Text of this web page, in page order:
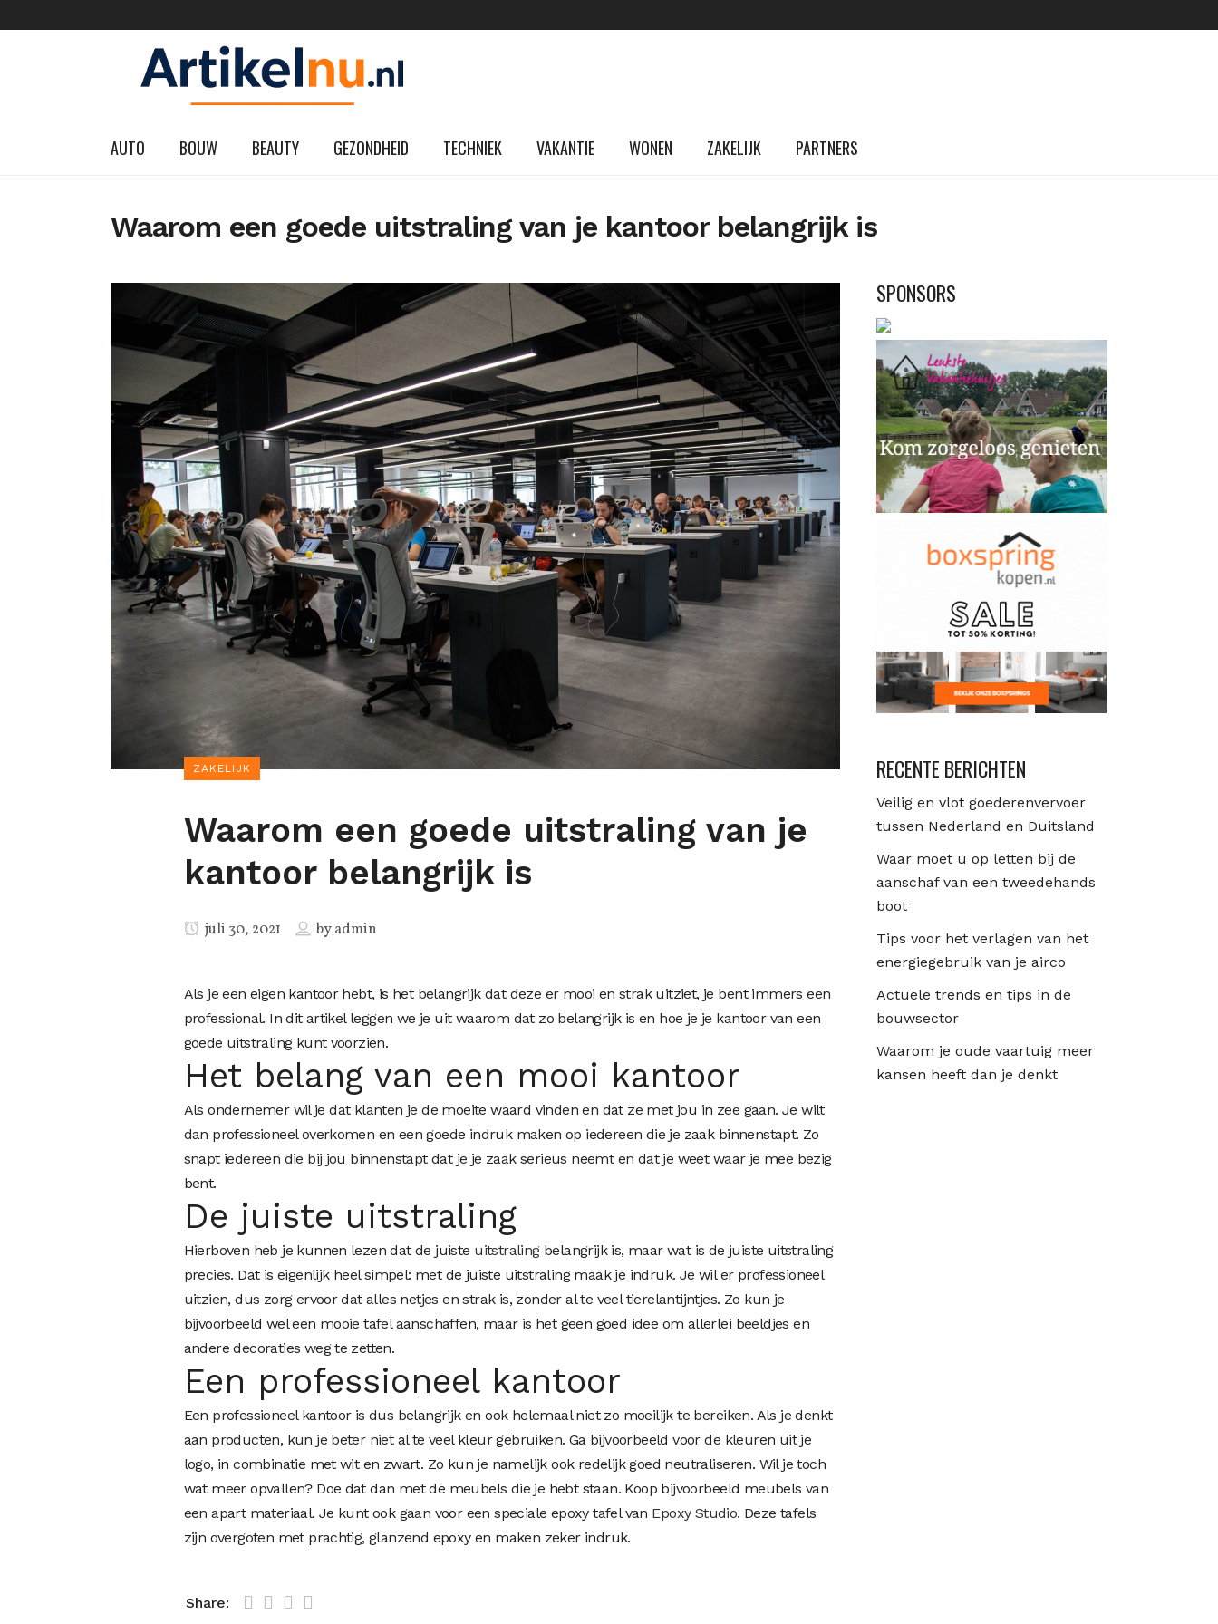
AUTO BOUW BEAUTY GEZONDHEID TECHNIEK VAKANTIE WONEN ZAKELIJK PARTNERS
Waarom een goede uitstraling van je kantoor belangrijk is
ZAKELIJK
Waarom een goede uitstraling van je
kantoor belangrijk is
juli 30, 2021 byadmin
Als je een eigen kantoor hebt, is het belangrijk dat deze er mooi en strak uitziet, je bent immers een
professional. In dit artikel leggen we je uit waarom dat zo belangrijk is en hoe je je kantoor van een
goede uitstraling kunt voorzien.
Het belang van een mooi kantoor
Als ondernemer wil je dat klanten je de moeite waard vinden en dat ze met jou in zee gaan. Je wilt
dan professioneel overkomen en een goede indruk maken op iedereen die je zaak binnenstapt. Zo
snapt iedereen die bij jou binnenstapt dat je je zaak serieus neemt en dat je weet waar je mee bezig
bent.
De juiste uitstraling
Hierboven heb je kunnen lezen dat de juiste uitstralingbelangrijk is, maar wat is de juiste uitstraling
precies. Dat is eigenlijk heel simpel: met de juiste uitstraling maak je indruk. Je wil er professioneel
uitzien, dus zorg ervoor dat alles netjes en strak is, zonder al te veel tierelantijntjes. Zo kun je
bijvoorbeeld wel een mooie tafel aanschaffen, maar is het geen goed idee om allerlei beeldjes en
andere decoraties weg te zetten.
Een professioneel kantoor
Een professioneel kantoor is dus belangrijk en ook helemaal niet zo moeilijk te bereiken. Als je denkt
aan producten, kun je beter niet al te veel kleur gebruiken. Ga bijvoorbeeld voor de kleuren uit je
logo, in combinatie met wit en zwart. Zo kun je namelijk ook redelijk goed neutraliseren. Wil je toch
wat meer opvallen? Doe dat dan met de meubels die je hebt staan. Koop bijvoorbeeld meubels van
een apart materiaal. Je kunt ook gaan voor een speciale epoxy tafel van Epoxy Studio. Deze tafels
zijn overgoten met prachtig, glanzend epoxy en maken zeker indruk.
Share:
SPONSORS
RECENTE BERICHTEN
Veilig en vlot goederenvervoer
tussen Nederland en Duitsland
Waar moet u op letten bij de
aanschaf van een tweedehands
boot
Tips voor het verlagen van het
energiegebruik van je airco
Actuele trends en tips in de
bouwsector
Waarom je oude vaartuig meer
kansen heeft dan je denkt